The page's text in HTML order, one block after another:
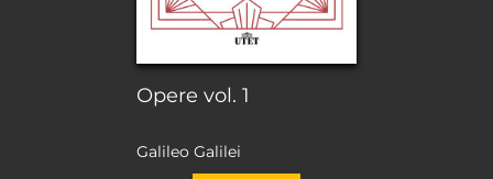
Opere vol. 1
Galileo Galilei